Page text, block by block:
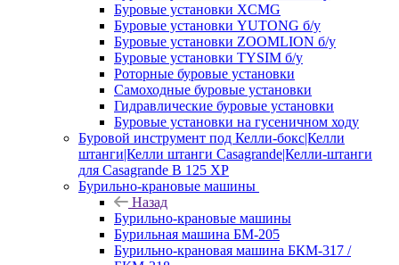
Буровые установки XCMG
Буровые установки YUTONG б/у
Буровые установки ZOOMLION б/у
Буровые установки TYSIM б/у
Роторные буровые установки
Самоходные буровые установки
Гидравлические буровые установки
Буровые установки на гусеничном ходу
Буровой инструмент под Келли-бокс|Келли
штанги|Келли штанги Casagrande|Келли-штанги
для Casagrande B 125 XP
Бурильно-крановые машины
Назад
Бурильно-крановые машины
Бурильная машина БМ-205
Бурильно-крановая машина БКМ-317 /